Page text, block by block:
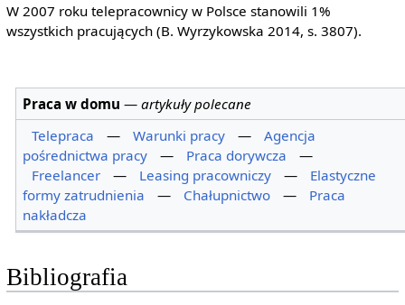
W 2007 roku telepracownicy w Polsce stanowili 1%
wszystkich pracujących (B. Wyrzykowska 2014, s. 3807).
Praca w domu —artykuły polecane
Telepraca
— Warunki pracy —
Agencja
pośrednictwa pracy
— Praca dorywcza
—
Freelancer
— Leasing pracowniczy —
Elastyczne
formy zatrudnienia
— Chałupnictwo —
Praca
nakładcza
Bibliografia